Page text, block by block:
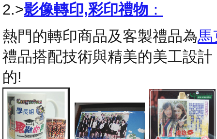
2.>影像轉印,彩印禮物 ：
熱門的轉印商品及客製禮品為馬
禮品搭配技術與精美的美工設
的!